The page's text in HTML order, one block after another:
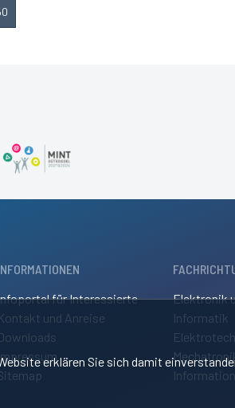
erklären Sie sich damit
für Interessierte
und Anreise
Elektronik
Informatik